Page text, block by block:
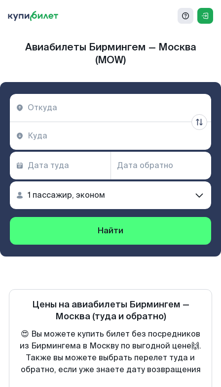
Авиабилеты Бирмингем — Москва
(MOW)
Найти
Цены на авиабилеты Бирмингем —
Москва (туда и обратно)
😍 Вы можете купить билет без посредников
из Бирмингема в Москву по выгодной цене🙌.
Также вы можете выбрать перелет туда и
обратно, если уже знаете дату возвращения